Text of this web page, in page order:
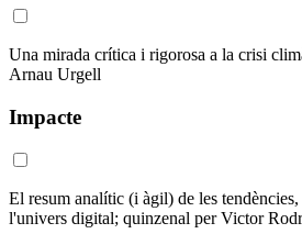
Una mirada crítica i rigorosa a la crisi
Arnau Urgell
Impacte
El resum analític (i àgil) de les
l'univers digital; quinzenal per Victor